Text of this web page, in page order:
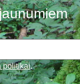
politikai.